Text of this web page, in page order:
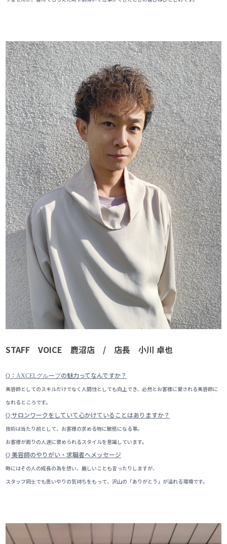
STAFF VOICE 鹿沼店 / 店長 小川 卓也
Q ： AXCELグループの魅力ってなんですか？
美容師としてのスキルだけでなく人間性としても向上でき、必然とお客様に愛される美容師に
なれるところです。
Q:サロンワークをしていて心かけていることはありますか？
技術は当たり前として、お客様の求める物に敏感になる事。
お客様が周りの人達に褒められるスタイルを意識しています。
Q:美容師のやりがい・求職者へメッセージ
時にはその人の成長の為を想い、厳しいことも言ったりしますが、
スタッフ同士でも思いやりの気持ちをもって、沢山の「ありがとう」が溢れる環境です。